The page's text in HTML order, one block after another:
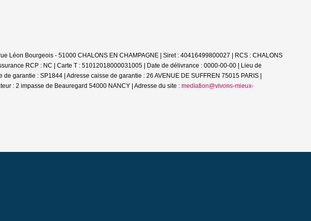
Léon Bourgeois - 51000 CHALONS EN CHAMPAGNE | Siret : 40416499800027 | RCS : CHALONS
RCP : NC | Carte T : 51012018000031005 | Date de délivrance : 0000-00-00 | Lieu de
garantie : SP1844 | Adresse caisse de garantie : 26 AVENUE DE SUFFREN 75015 PARIS |
: 2 impasse de Beauregard 54000 NANCY | Adresse du site : mediation@vivons-mieux-